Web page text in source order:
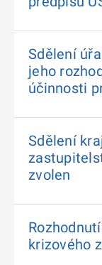
Sdělení
jeho
účinnosti
Sdělení
zvolen
krizového